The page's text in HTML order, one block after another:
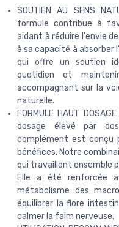
SOUTIEN AU SENS
formule contribue à
aidant à réduire l'envie
à sa capacité à absorber
qui offre un soutien
quotidien et
accompagnant sur la
naturelle.
FORMULE HAUT
dosage élevé par
complément est conçu
bénéfices. Notre
qui travaillent ensemble
Elle a été renforcée
métabolisme des
équilibrer la flore
calmer la faim nerveuse.